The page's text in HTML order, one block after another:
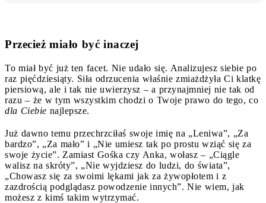
Przecież miało być inaczej
To miał być już ten facet. Nie udało się. Analizujesz siebie po
raz pięćdziesiąty. Siła odrzucenia właśnie zmiażdżyła Ci klatkę
piersiową, ale i tak nie uwierzysz – a przynajmniej nie tak od
razu – że w tym wszystkim chodzi o Twoje prawo do tego, co
dla Ciebie najlepsze.
Już dawno temu przechrzciłaś swoje imię na „Leniwa”, „Za
bardzo”, „Za mało” i „Nie umiesz tak po prostu wziąć się za
swoje życie”. Zamiast Gośka czy Anka, wołasz – „Ciągle
walisz na skróty”, „Nie wyjdziesz do ludzi, do świata”,
„Chowasz się za swoimi lękami jak za żywopłotem i z
zazdrością podglądasz powodzenie innych”. Nie wiem, jak
możesz z kimś takim wytrzymać.